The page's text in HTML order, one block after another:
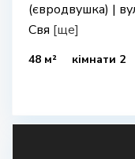
(євродвушка) |
Свя [ще]
48 м² кімнати 2